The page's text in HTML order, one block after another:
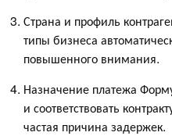
Страна и профиль
типы бизнеса
повышенного внимания.
Назначение платежа
и соответствовать
частая причина задержек.